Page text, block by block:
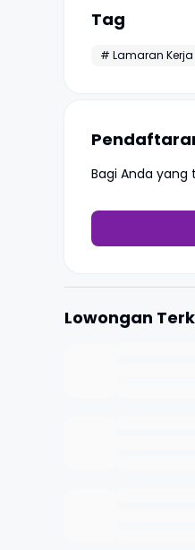
Tag
# Lamaran Kerja
Bagi Anda
Lowongan